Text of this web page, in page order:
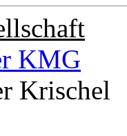
KMG
Krischel